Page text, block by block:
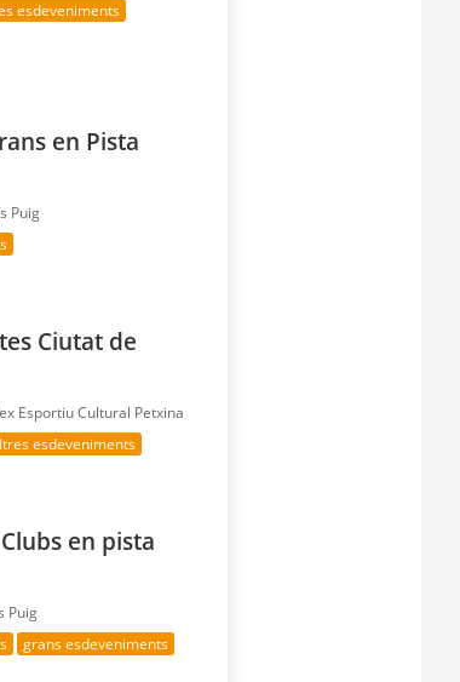
esdeveniments
en Pista
Puig
Ciutat de
Esportiu Cultural Petxina
esdeveniments
en pista
Puig
grans esdeveniments